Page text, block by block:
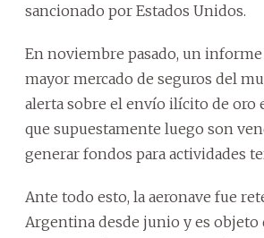
sancionado por Estados Unidos.
En noviembre pasado, un informe
mayor mercado de seguros del
alerta sobre el envío ilícito de oro
que supuestamente luego son
generar fondos para actividades
Ante todo esto, la aeronave fue
Argentina desde junio y es objeto